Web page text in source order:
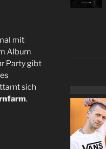
mit
Album
Party gibt
sich
.